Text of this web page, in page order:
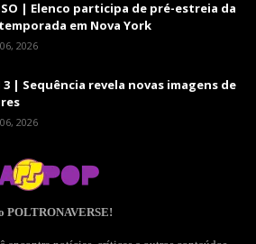
| Elenco participa de pré-estreia da
em Nova York
2026
3 | Sequência revela novas imagens de
2026
POLTRONAVERSE!